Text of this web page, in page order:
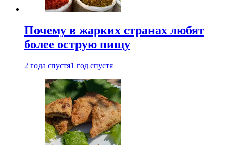
Почему в жарких странах любят
более острую пищу
2 года спустя1 год спустя